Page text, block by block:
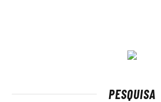
PESQUISA